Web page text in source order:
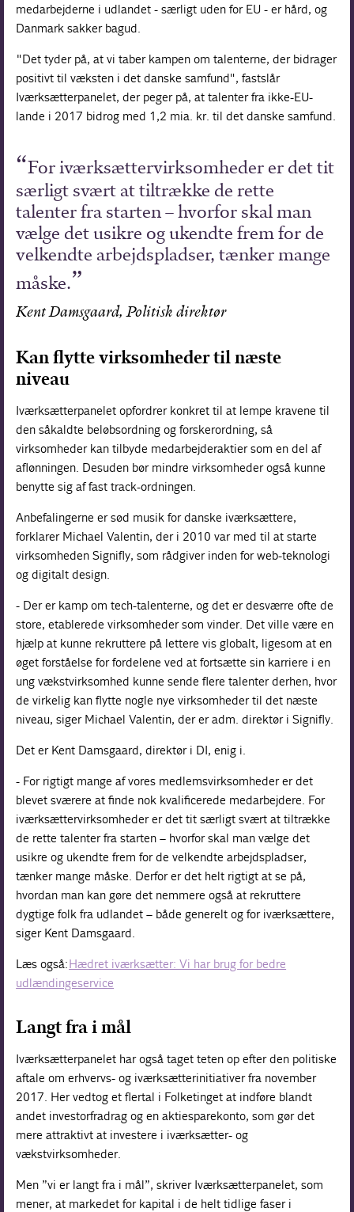
medarbejderne i udlandet - særligt uden for EU - er hård, og
Danmark sakker bagud.
"Det tyder på, at vi taber kampen om talenterne, der bidrager
positivt til væksten i det danske samfund", fastslår
Iværksætterpanelet, der peger på, at talenter fra ikke-EU-
lande i 2017 bidrog med 1,2 mia. kr. til det danske samfund.
For iværksættervirksomheder er det tit
særligt svært at tiltrække de rette
talenter fra starten – hvorfor skal man
vælge det usikre og ukendte frem for de
velkendte arbejdspladser, tænker mange
måske.
Kent Damsgaard, Politisk direktør
Kan flytte virksomheder til næste
niveau
Iværksætterpanelet opfordrer konkret til at lempe kravene til
den såkaldte beløbsordning og forskerordning, så
virksomheder kan tilbyde medarbejderaktier som en del af
aflønningen. Desuden bør mindre virksomheder også kunne
benytte sig af fast track-ordningen.
Anbefalingerne er sød musik for danske iværksættere,
forklarer Michael Valentin, der i 2010 var med til at starte
virksomheden Signifly, som rådgiver inden for web-teknologi
og digitalt design.
- Der er kamp om tech-talenterne, og det er desværre ofte de
store, etablerede virksomheder som vinder. Det ville være en
hjælp at kunne rekruttere på lettere vis globalt, ligesom at en
øget forståelse for fordelene ved at fortsætte sin karriere i en
ung vækstvirksomhed kunne sende flere talenter derhen, hvor
de virkelig kan flytte nogle nye virksomheder til det næste
niveau, siger Michael Valentin, der er adm. direktør i Signifly.
Det er Kent Damsgaard, direktør i DI, enig i.
- For rigtigt mange af vores medlemsvirksomheder er det
blevet sværere at finde nok kvalificerede medarbejdere. For
iværksættervirksomheder er det tit særligt svært at tiltrække
de rette talenter fra starten – hvorfor skal man vælge det
usikre og ukendte frem for de velkendte arbejdspladser,
tænker mange måske. Derfor er det helt rigtigt at se på,
hvordan man kan gøre det nemmere også at rekruttere
dygtige folk fra udlandet – både generelt og for iværksættere,
siger Kent Damsgaard.
Læs også:Hædret iværksætter: Vi har brug for bedre
udlændingeservice
Langt fra i mål
Iværksætterpanelet har også taget teten op efter den politiske
aftale om erhvervs- og iværksætterinitiativer fra november
2017. Her vedtog et flertal i Folketinget at indføre blandt
andet investorfradrag og en aktiesparekonto, som gør det
mere attraktivt at investere i iværksætter- og
vækstvirksomheder.
Men ”vi er langt fra i mål”, skriver Iværksætterpanelet, som
mener, at markedet for kapital i de helt tidlige faser i